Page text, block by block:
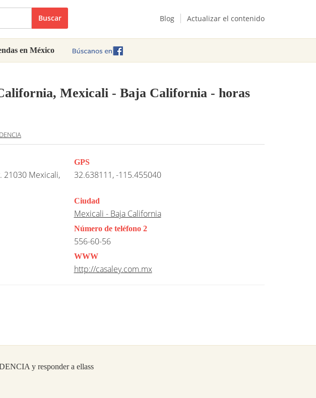
Buscar Blog Actualizar el contenido
en México
Mexicali - Baja California - horas
21030 Mexicali,
GPS
32.638111, -115.455040
Ciudad
Mexicali - Baja California
Número de teléfono 2
556-60-56
WWW
http://casaley.com.mx
y responder a ellass